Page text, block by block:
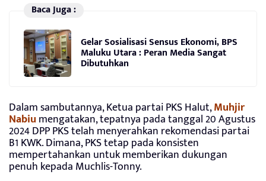
Baca Juga :
Gelar Sosialisasi Sensus Ekonomi, BPS
Maluku Utara : Peran Media Sangat
Dibutuhkan
Dalam sambutannya, Ketua partai PKS Halut,Muhjir
Nabiu mengatakan, tepatnya pada tanggal 20 Agustus
2024 DPP PKS telah menyerahkan rekomendasi partai
B1 KWK. Dimana, PKS tetap pada konsisten
mempertahankan untuk memberikan dukungan
penuh kepada Muchlis-Tonny.